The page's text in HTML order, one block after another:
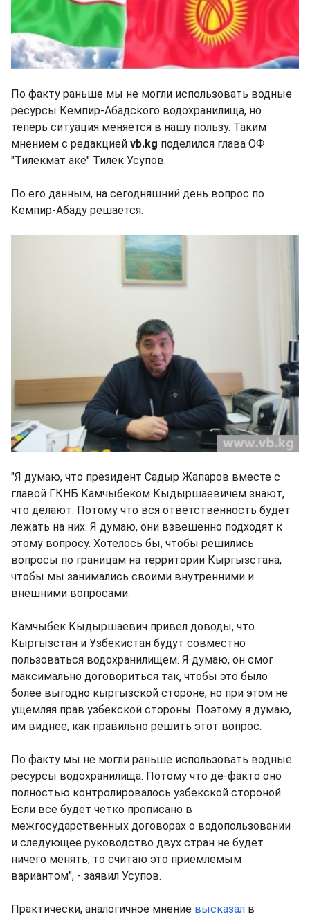
По факту раньше мы не могли использовать водные
ресурсы Кемпир-Абадского водохранилища, но
теперь ситуация меняется в нашу пользу. Таким
мнением с редакцией vb.kg поделился глава ОФ
"Тилекмат аке" Тилек Усупов.
По его данным, на сегодняшний день вопрос по
Кемпир-Абаду решается.
"Я думаю, что президент Садыр Жапаров вместе с
главой ГКНБ Камчыбеком Кыдыршаевичем знают,
что делают. Потому что вся ответственность будет
лежать на них. Я думаю, они взвешенно подходят к
этому вопросу. Хотелось бы, чтобы решились
вопросы по границам на территории Кыргызстана,
чтобы мы занимались своими внутренними и
внешними вопросами.
Камчыбек Кыдыршаевич привел доводы, что
Кыргызстан и Узбекистан будут совместно
пользоваться водохранилищем. Я думаю, он смог
максимально договориться так, чтобы это было
более выгодно кыргызской стороне, но при этом не
ущемляя прав узбекской стороны. Поэтому я думаю,
им виднее, как правильно решить этот вопрос.
По факту мы не могли раньше использовать водные
ресурсы водохранилища. Потому что де-факто оно
полностью контролировалось узбекской стороной.
Если все будет четко прописано в
межгосударственных договорах о водопользовании
и следующее руководство двух стран не будет
ничего менять, то считаю это приемлемым
вариантом", - заявил Усупов.
Практически, аналогичное мнение высказал в